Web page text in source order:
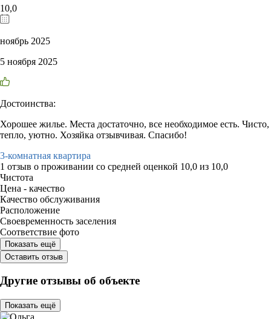
10,0
ноябрь 2025
5 ноября 2025
Достоинства:
Хорошее жилье. Места достаточно, все необходимое есть. Чисто,
тепло, уютно. Хозяйка отзывчивая. Спасибо!
3-комнатная квартира
1 отзыв о проживании со средней оценкой 10,0 из 10,0
Чистота
Цена - качество
Качество обслуживания
Расположение
Своевременность заселения
Соответствие фото
Показать ещё
Оставить отзыв
Другие отзывы об объекте
Показать ещё